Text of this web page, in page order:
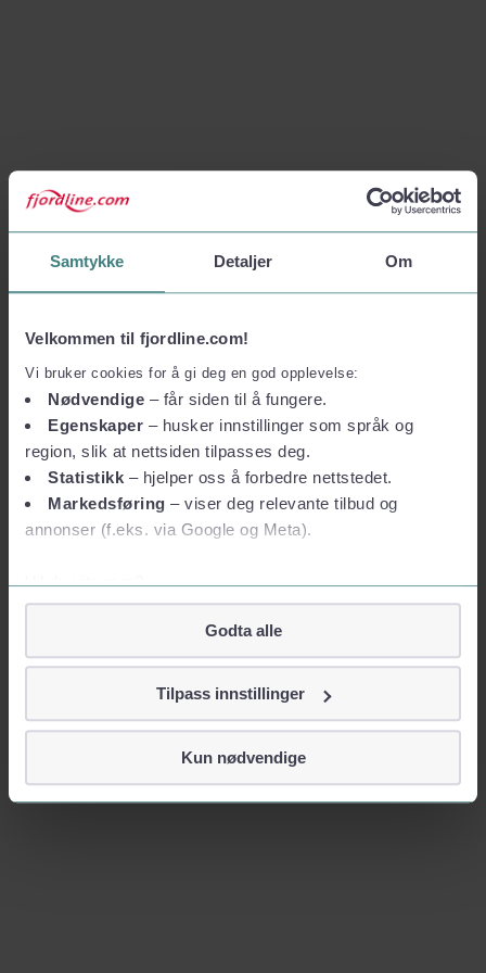
Samtykke Detaljer Om
Velkommen til fjordline.com!
Vi bruker cookies for å gi deg en god opplevelse:
Nødvendige – får siden til å fungere.
Egenskaper – husker innstillinger som språk og
region, slik at nettsiden tilpasses deg.
Statistikk – hjelper oss å forbedre nettstedet.
Markedsføring – viser deg relevante tilbud og
annonser (f.eks. via Google og Meta).
Vil du vite mer?
Om informasjonskapsler
Googles retningslinjer for personvern
Vi tar ditt personvern på alvor
identifiserer deg, som navn eller telefonnummer.
Godta alle
Tilpass innstillinger
Kun nødvendige